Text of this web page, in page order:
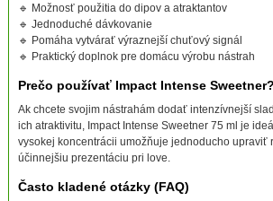
🔹 Možnosť použitia do dipov a atraktantov
🔹 Jednoduché dávkovanie
🔹 Pomáha vytvárať výraznejší chuťový signál
🔹 Praktický doplnok pre domácu výrobu nástrah
Prečo používať Impact Intense Sweetner?
Ak chcete svojim nástrahám dodať intenzívnejší
ich atraktivitu, Impact Intense Sweetner 75 ml je
vysokej koncentrácii umožňuje jednoducho upraviť
účinnejšiu prezentáciu pri love.
Často kladené otázky (FAQ)